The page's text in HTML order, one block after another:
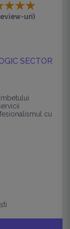
uri)
SECTOR
cu